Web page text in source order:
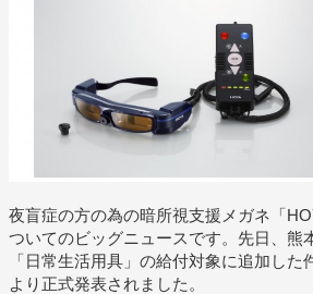
夜盲症の方の為の暗所視支援メガネ「
ついてのビッグニュースです。先日、熊
「日常生活用具」の給付対象に追加した
より正式発表されました。